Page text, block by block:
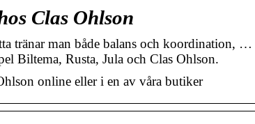
Clas Ohlson
tränar man både balans och koordination, …
Biltema, Rusta, Jula och Clas Ohlson.
online eller i en av våra butiker